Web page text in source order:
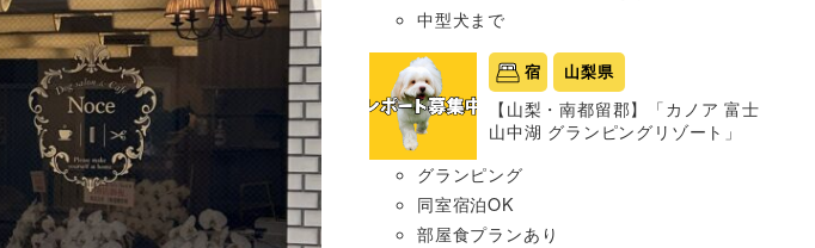
中型犬まで
宿 山梨県
【山梨・南都留郡】「カノア 富士
山中湖 グランピングリゾート」
グランピング
同室宿泊OK
部屋食プランあり